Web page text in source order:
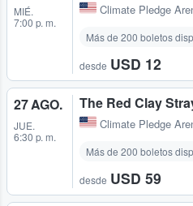
MIÉ.
7:00 p. m.
Climate Pledge
Más de 200 boletos
desde USD 12
27 AGO.
JUE.
6:30 p. m.
The Red Clay
Climate Pledge
Más de 200 boletos
desde USD 59